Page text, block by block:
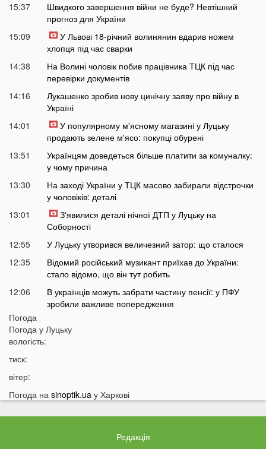
15:37
Швидкого завершення війни не буде? Невтішний
прогноз для України
15:09
У Львові 18-річний волинянин вдарив ножем
хлопця під час сварки
14:38
На Волині чоловік побив працівника ТЦК під час
перевірки документів
14:16
Лукашенко зробив нову цинічну заяву про війну в
Україні
14:01
У популярному м'ясному магазині у Луцьку
продають зелене м'ясо: покупці обурені
13:51
Українцям доведеться більше платити за комуналку:
у чому причина
13:30
На заході України у ТЦК масово забирали відстрочки
у чоловіків: деталі
13:01
Зʼявилися деталі нічної ДТП у Луцьку на
Соборності
12:55
У Луцьку утворився величезний затор: що сталося
12:35
Відомий російський музикант приїхав до України:
стало відомо, що він тут робить
12:06
В українців можуть забрати частину пенсії: у ПФУ
зробили важливе попередження
11:34
гранатою
10:33
дронів РФ: що відбувається
На війні загинув волинянин, якого 16 місяців
Погода
Погода у Луцьку
вологість:
тиск:
вітер:
Погода на sinoptik.ua у Харкові
Редакція